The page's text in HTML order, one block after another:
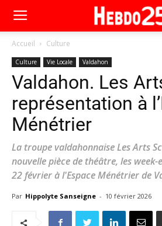
Accueil Culture
Culture Vie Locale Valdahon
Valdahon. Les
représentation à
Ménétrier
La troupe valdahonnaise Les Arts
nouvelle pièce de théâtre, les week-
22 février à l'Espace Ménétrier de
Par Hippolyte Sanseigne - 10 février 2026